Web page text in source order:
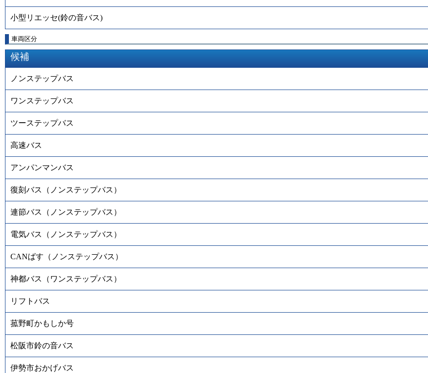
小型リエッセ(鈴の音バス)
車両区分
候補
ノンステップバス
ワンステップバス
ツーステップバス
高速バス
アンパンマンバス
復刻バス（ノンステップバス）
連節バス（ノンステップバス）
電気バス（ノンステップバス）
CANばす（ノンステップバス）
神都バス（ワンステップバス）
リフトバス
菰野町かもしか号
松阪市鈴の音バス
伊勢市おかげバス